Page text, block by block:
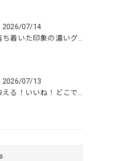
2026/07/14
落ち着いた印象の濃いグレーが、お部屋をワンランク上の空間へ。
2026/07/13
映える！いいね！どこでも高槻✨